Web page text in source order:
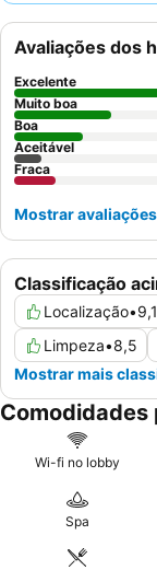
consistentemente a
atenção
relaxante,
para desfrutar da
Classificação
Localização•9,1
Limpeza•8,5
Mostrar mais
Avaliações dos
Excelente
Muito boa
Boa
Aceitável
Fraca
Mostrar avaliações
Comodidades
Wi-fi no lobby
Spa